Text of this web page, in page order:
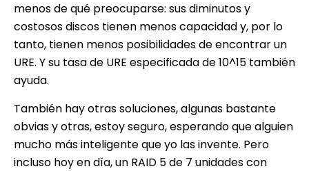
menos de qué preocuparse: sus diminutos y
costosos discos tienen menos capacidad y, por lo
tanto, tienen menos posibilidades de encontrar un
URE. Y su tasa de URE especificada de 10^15 también
ayuda.
También hay otras soluciones, algunas bastante
obvias y otras, estoy seguro, esperando que alguien
mucho más inteligente que yo las invente. Pero
incluso hoy en día, un RAID 5 de 7 unidades con